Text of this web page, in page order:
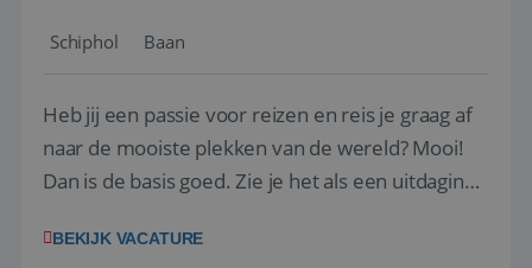
Schiphol Baan
Heb jij een passie voor reizen en reis je graag af
naar de mooiste plekken van de wereld? Mooi!
Dan is de basis goed. Zie je het als een uitdaging
het samenstellen en boeken van de perfecte
BEKIJK VACATURE